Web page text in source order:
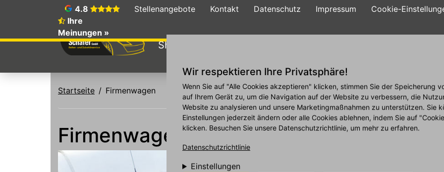
Wir respektieren Ihre Privatsphäre!
Wenn Sie auf "Alle Cookies akzeptieren" klicken, stimmen Sie der Speicherung
auf Ihrem Gerät zu, um die Navigation auf der Website zu verbessern, die
Website zu analysieren und unsere Marketingmaßnahmen zu unterstützen. Sie
Einstellungen jederzeit ändern oder alle Cookies ablehnen, indem Sie auf
klicken. Besuchen Sie unsere Datenschutzrichtlinie, um mehr zu erfahren.
Datenschutzrichtlinie
Einstellungen
Shop
Stellenangebote Kontakt Datenschutz Impressum Cookie-
4.8
Ihre
Meinungen »
Startseite Firmenwagen
Firmenwagen